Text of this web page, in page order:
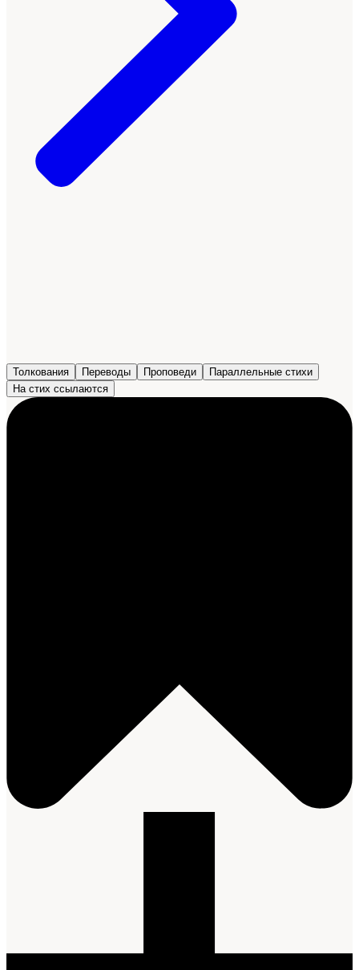
Толкования Переводы Проповеди
Параллельные стихи
На стих ссылаются